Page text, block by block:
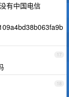
有中国电信
17
18